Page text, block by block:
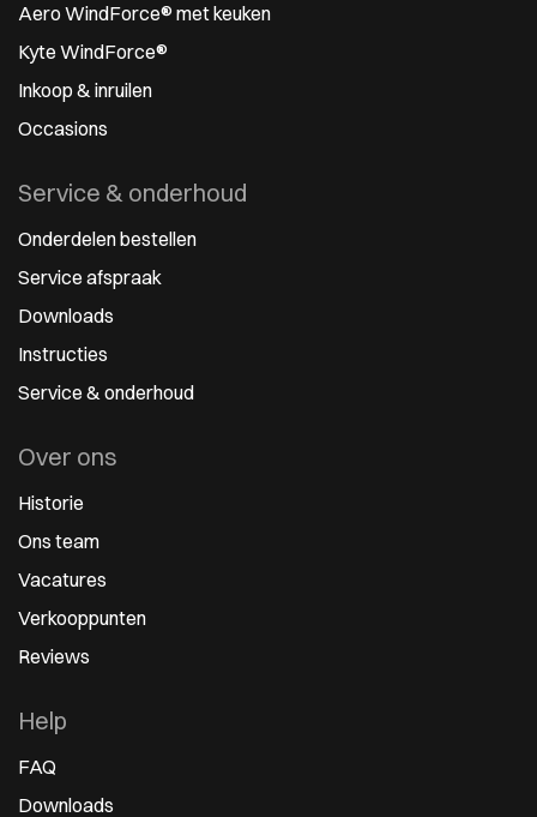
Aero WindForce® met keuken
Kyte WindForce®
Inkoop & inruilen
Occasions
Service & onderhoud
Onderdelen bestellen
Service afspraak
Downloads
Instructies
Service & onderhoud
Over ons
Historie
Ons team
Vacatures
Verkooppunten
Reviews
Help
FAQ
Downloads